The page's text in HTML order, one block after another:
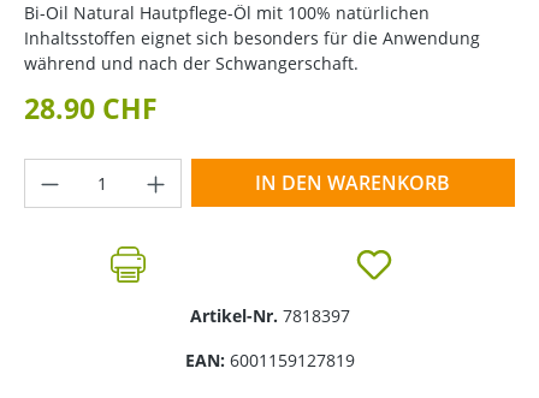
Bi-Oil Natural Hautpflege-Öl mit 100% natürlichen
Inhaltsstoffen eignet sich besonders für die Anwendung
während und nach der Schwangerschaft.
28.90 CHF
Produkt Anzahl: Gib den gewünschten
IN DEN WARENKORB
Artikel-Nr. 7818397
EAN: 6001159127819